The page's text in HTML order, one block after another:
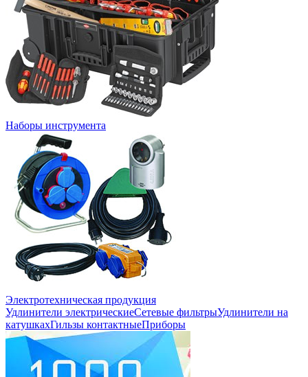
Наборы инструмента
Электротехническая продукция
Удлинители электрическиеСетевые фильтрыУдлинители на
катушкахГильзы контактныеПриборы